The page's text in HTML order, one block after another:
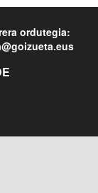
ordutegia: